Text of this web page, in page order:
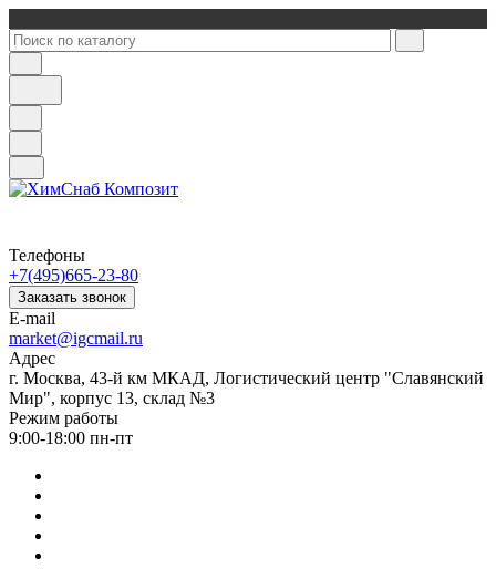
Телефоны
+7(495)665-23-80
Заказать звонок
E-mail
market@igcmail.ru
Адрес
г. Москва, 43-й км МКАД, Логистический центр "Славянский
Мир", корпус 13, склад №3
Режим работы
9:00-18:00 пн-пт